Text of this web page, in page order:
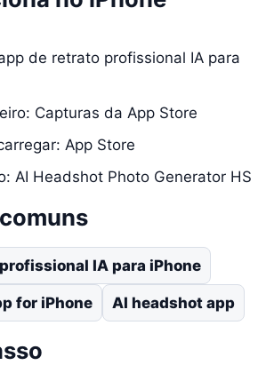
de retrato profissional IA para
Capturas da App Store
App Store
AI Headshot Photo Generator HS
IA para iPhone
for iPhone AI headshot app